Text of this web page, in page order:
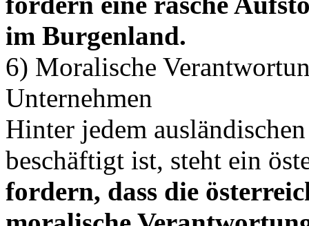
im Burgenland.
6) Moralische
Unternehmen
Hinter jedem
beschäftigt ist, steht ein
fordern, dass die